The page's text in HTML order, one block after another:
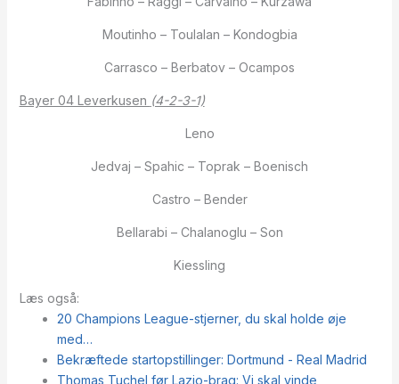
Moutinho – Toulalan – Kondogbia
Carrasco – Berbatov – Ocampos
Bayer 04 Leverkusen (4-2-3-1)
Leno
Jedvaj – Spahic – Toprak – Boenisch
Castro – Bender
Bellarabi – Chalanoglu – Son
Kiessling
Læs også:
20 Champions League-stjerner, du skal holde øje
med…
Bekræftede startopstillinger: Dortmund - Real Madrid
Thomas Tuchel før Lazio-brag: Vi skal vinde